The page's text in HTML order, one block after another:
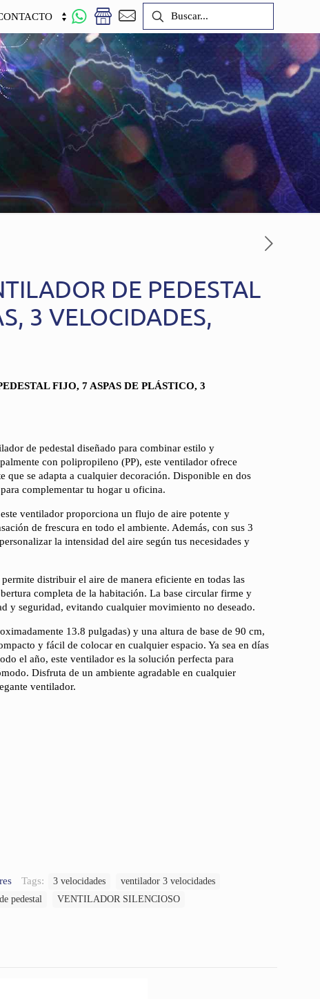
DE PEDESTAL
3 VELOCIDADES,
FIJO, 7 ASPAS DE PLÁSTICO, 3
de pedestal diseñado para combinar estilo y
con polipropileno (PP), este ventilador ofrece
que se adapta a cualquier decoración. Disponible en dos
complementar tu hogar u oficina.
este ventilador proporciona un flujo de aire potente y
de frescura en todo el ambiente. Además, con sus 3
la intensidad del aire según tus necesidades y
distribuir el aire de manera eficiente en todas las
completa de la habitación. La base circular firme y
y seguridad, evitando cualquier movimiento no deseado.
13.8 pulgadas) y una altura de base de 90 cm,
y fácil de colocar en cualquier espacio. Ya sea en días
el año, este ventilador es la solución perfecta para
Disfruta de un ambiente agradable en cualquier
ventilador.
Tags: 3 velocidades
ventilador 3 velocidades
pedestal VENTILADOR SILENCIOSO